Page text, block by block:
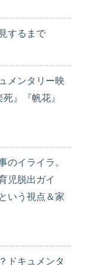
するまで
メンタリー映
』『帆花』
のイライラ。
児脱出ガイ
いう視点＆家
ドキュメンタ